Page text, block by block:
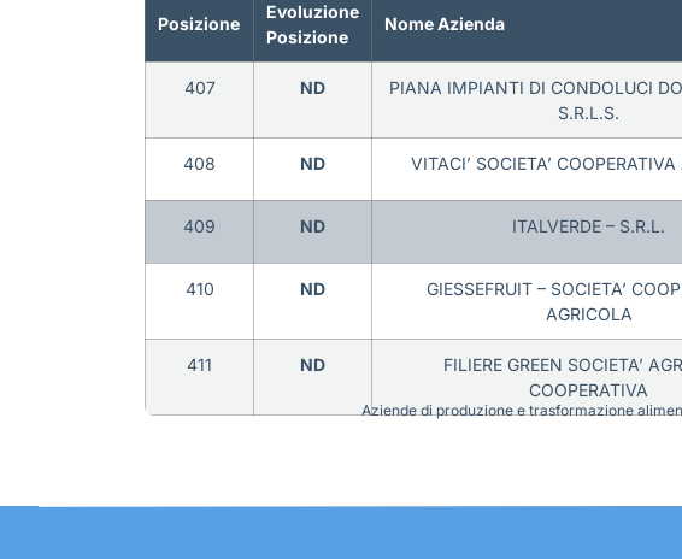
Posizione
Evoluzione
Posizione
Nome Azienda
407 ND
PIANA IMPIANTI DI CONDOLUCI
S.R.L.S.
408 ND VITACI’ SOCIETA’
409 ND ITALVERDE – S.R.L.
410 ND
GIESSEFRUIT – SOCIETA’
AGRICOLA
411 ND
FILIERE GREEN SOCIETA’
COOPERATIVA
Aziende di produzione e trasformazione